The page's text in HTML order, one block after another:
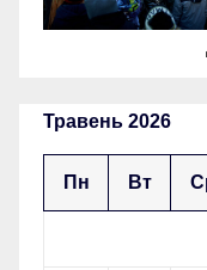
Травень 2026
Пн Вт